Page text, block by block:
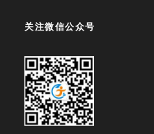
关注微信公众号